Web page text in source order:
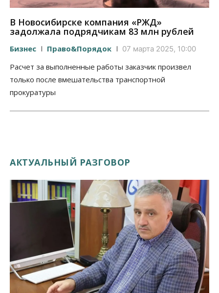
В Новосибирске компания «РЖД»
задолжала подрядчикам 83 млн рублей
Бизнес Право&Порядок 07 марта 2025, 10:00
Расчет за выполненные работы заказчик произвел
только после вмешательства транспортной
прокуратуры
АКТУАЛЬНЫЙ РАЗГОВОР